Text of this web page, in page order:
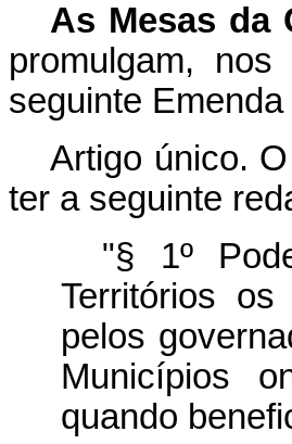
As Mesas da
promulgam,
seguinte
Artigo único. O
ter a seguinte
"§ 1º
Territórios
pelos
Municípios
quando